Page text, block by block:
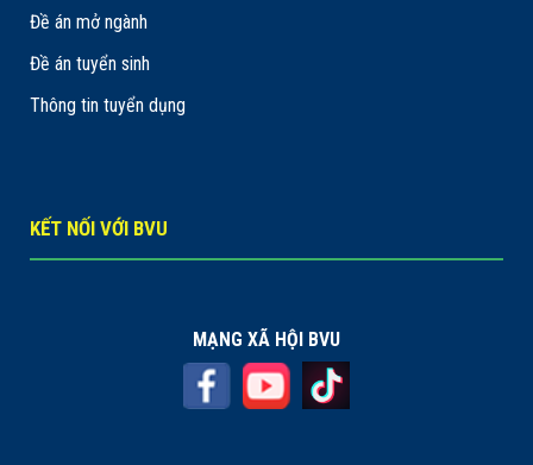
Đề án mở ngành
Đề án tuyển sinh
Thông tin tuyển dụng
KẾT NỐI VỚI BVU
MẠNG XÃ HỘI BVU